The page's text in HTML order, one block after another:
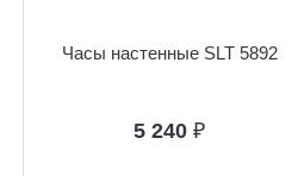
Часы настенные SLT 5892
5 240 ₽